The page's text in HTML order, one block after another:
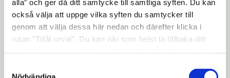
alla” och ger då ditt samtycke till samtliga syften. Du kan
också välja att uppge vilka syften du samtycker till
genom att välja dessa här nedan och därefter klicka i
rutan ”Tillåt urval”. Du kan när som helst ta tillbaka ditt
"Visa detaljer" kan du läsa om hur kakorna används och
Start
/ Aktiviteter /Sagoyoga - INSTÄLLT PGA SJUKDOM
Kom och prova på yoga via sagans värld! En